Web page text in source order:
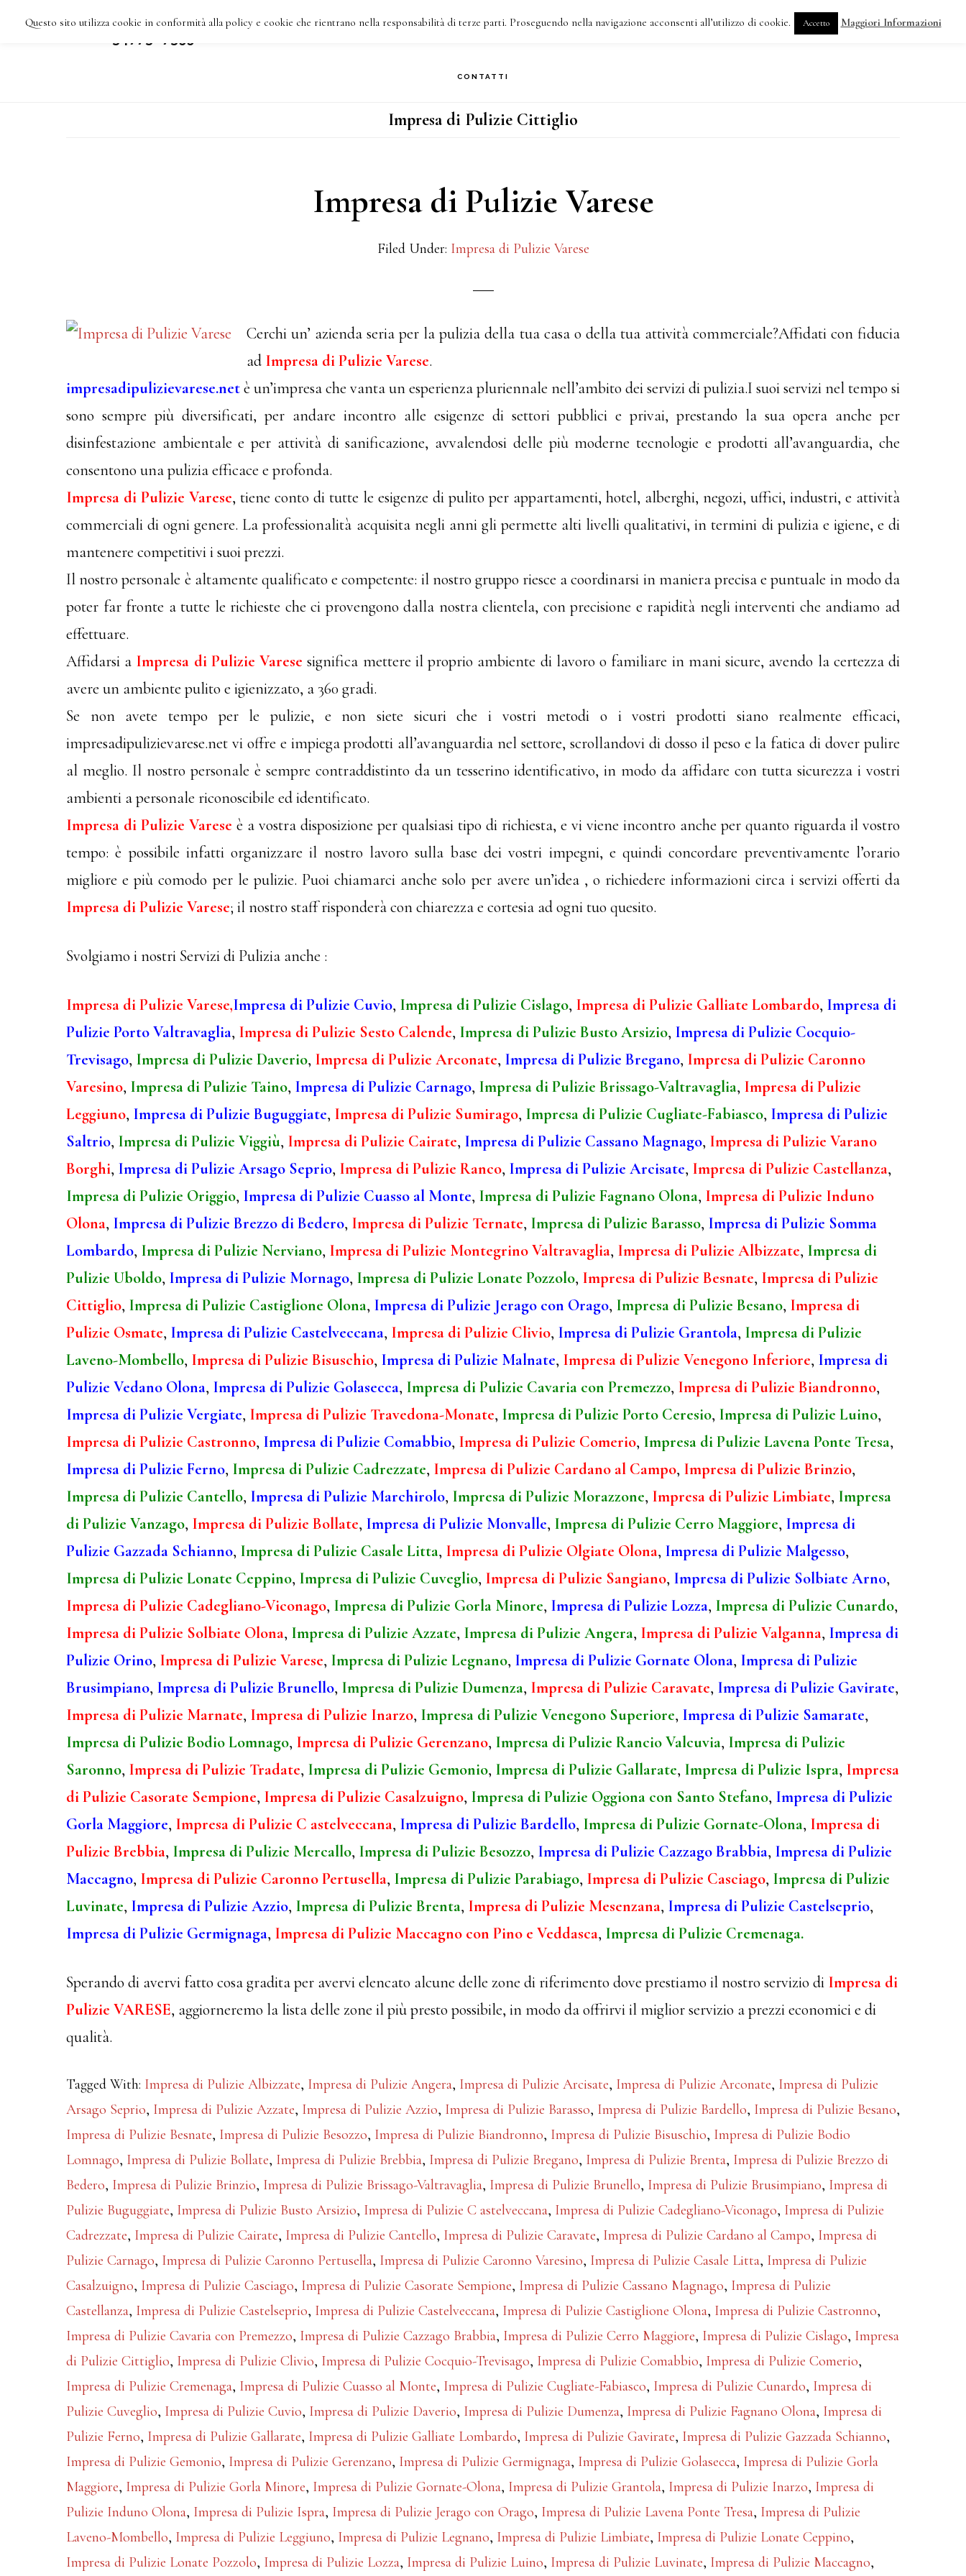
IMPRESA DI PULIZIE
HOME CHI SIAMO COSA FACCIAMO I NOSTRI INTERVENTI DOVE SIAMO
CONTATTI
Impresa di Pulizie Cittiglio
Impresa di Pulizie Varese
Filed Under: Impresa di Pulizie Varese
Cerchi un’ azienda seria per la pulizia della tua casa o della tua attività commerciale?Affidati con fiducia
ad Impresa di Pulizie Varese.
impresadipulizievarese.netè un’impresa che vanta un esperienza pluriennale nell’ambito dei servizi di pulizia.I suoi servizi nel tempo si
sono sempre più diversificati, per andare incontro alle esigenze di settori pubblici e privai, prestando la sua opera anche per
disinfestazione ambientale e per attività di sanificazione, avvalendosi delle più moderne tecnologie e prodotti all’avanguardia, che
consentono una pulizia efficace e profonda.
Impresa di Pulizie Varese, tiene conto di tutte le esigenze di pulito per appartamenti, hotel, alberghi, negozi, uffici, industri, e attività
commerciali di ogni genere. La professionalità acquisita negli anni gli permette alti livelli qualitativi, in termini di pulizia e igiene, e di
mantenere competitivi i suoi prezzi.
Il nostro personale è altamente qualificato e competente: il nostro gruppo riesce a coordinarsi in maniera precisa e puntuale in modo da
poter far fronte a tutte le richieste che ci provengono dalla nostra clientela, con precisione e rapidità negli interventi che andiamo ad
effettuare.
Affidarsi a Impresa di Pulizie Varese significa mettere il proprio ambiente di lavoro o familiare in mani sicure, avendo la certezza di
avere un ambiente pulito e igienizzato, a 360 gradi.
Se non avete tempo per le pulizie, e non siete sicuri che i vostri metodi o i vostri prodotti siano realmente efficaci,
impresadipulizievarese.net vi offre e impiega prodotti all’avanguardia nel settore, scrollandovi di dosso il peso e la fatica di dover pulire
al meglio. Il nostro personale è sempre contraddistinto da un tesserino identificativo, in modo da affidare con tutta sicurezza i vostri
ambienti a personale riconoscibile ed identificato.
Impresa di Pulizie Varese è a vostra disposizione per qualsiasi tipo di richiesta, e vi viene incontro anche per quanto riguarda il vostro
tempo: è possibile infatti organizzare il nostro lavoro sulla base dei vostri impegni, e quindi concordare preventivamente l’orario
migliore e più comodo per le pulizie. Puoi chiamarci anche solo per avere un’idea , o richiedere informazioni circa i servizi offerti da
Impresa di Pulizie Varese; il nostro staff risponderà con chiarezza e cortesia ad ogni tuo quesito.
Svolgiamo i nostri Servizi di Pulizia anche :
Impresa di Pulizie Varese,Impresa di Pulizie Cuvio, Impresa di Pulizie Cislago, Impresa di Pulizie Galliate Lombardo, Impresa di
Pulizie Porto Valtravaglia, Impresa di Pulizie Sesto Calende, Impresa di Pulizie Busto Arsizio, Impresa di Pulizie Cocquio-
Trevisago, Impresa di Pulizie Daverio, Impresa di Pulizie Arconate, Impresa di Pulizie Bregano, Impresa di Pulizie Caronno
Varesino, Impresa di Pulizie Taino, Impresa di Pulizie Carnago, Impresa di Pulizie Brissago-Valtravaglia, Impresa di Pulizie
Leggiuno, Impresa di Pulizie Buguggiate, Impresa di Pulizie Sumirago, Impresa di Pulizie Cugliate-Fabiasco, Impresa di Pulizie
Saltrio, Impresa di Pulizie Viggiù, Impresa di Pulizie Cairate, Impresa di Pulizie Cassano Magnago, Impresa di Pulizie Varano
Borghi, Impresa di Pulizie Arsago Seprio, Impresa di Pulizie Ranco, Impresa di Pulizie Arcisate, Impresa di Pulizie Castellanza,
Impresa di Pulizie Origgio, Impresa di Pulizie Cuasso al Monte, Impresa di Pulizie Fagnano Olona, Impresa di Pulizie Induno
Olona, Impresa di Pulizie Brezzo di Bedero, Impresa di Pulizie Ternate, Impresa di Pulizie Barasso, Impresa di Pulizie Somma
Lombardo, Impresa di Pulizie Nerviano, Impresa di Pulizie Montegrino Valtravaglia, Impresa di Pulizie Albizzate, Impresa di
Pulizie Uboldo, Impresa di Pulizie Mornago, Impresa di Pulizie Lonate Pozzolo, Impresa di Pulizie Besnate, Impresa di Pulizie
Cittiglio, Impresa di Pulizie Castiglione Olona, Impresa di Pulizie Jerago con Orago, Impresa di Pulizie Besano, Impresa di
Pulizie Osmate, Impresa di Pulizie Castelveccana, Impresa di Pulizie Clivio, Impresa di Pulizie Grantola, Impresa di Pulizie
Laveno-Mombello, Impresa di Pulizie Bisuschio, Impresa di Pulizie Malnate, Impresa di Pulizie Venegono Inferiore, Impresa di
Pulizie Vedano Olona, Impresa di Pulizie Golasecca, Impresa di Pulizie Cavaria con Premezzo, Impresa di Pulizie Biandronno,
Impresa di Pulizie Vergiate, Impresa di Pulizie Travedona-Monate, Impresa di Pulizie Porto Ceresio, Impresa di Pulizie Luino,
Impresa di Pulizie Castronno, Impresa di Pulizie Comabbio, Impresa di Pulizie Comerio, Impresa di Pulizie Lavena Ponte Tresa,
Impresa di Pulizie Ferno, Impresa di Pulizie Cadrezzate, Impresa di Pulizie Cardano al Campo, Impresa di Pulizie Brinzio,
Impresa di Pulizie Cantello, Impresa di Pulizie Marchirolo, Impresa di Pulizie Morazzone, Impresa di Pulizie Limbiate, Impresa
di Pulizie Vanzago, Impresa di Pulizie Bollate, Impresa di Pulizie Monvalle, Impresa di Pulizie Cerro Maggiore, Impresa di
Pulizie Gazzada Schianno, Impresa di Pulizie Casale Litta, Impresa di Pulizie Olgiate Olona, Impresa di Pulizie Malgesso,
Impresa di Pulizie Lonate Ceppino, Impresa di Pulizie Cuveglio, Impresa di Pulizie Sangiano, Impresa di Pulizie Solbiate Arno,
Impresa di Pulizie Cadegliano-Viconago, Impresa di Pulizie Gorla Minore, Impresa di Pulizie Lozza, Impresa di Pulizie Cunardo,
Impresa di Pulizie Solbiate Olona, Impresa di Pulizie Azzate, Impresa di Pulizie Angera, Impresa di Pulizie Valganna, Impresa di
Pulizie Orino, Impresa di Pulizie Varese, Impresa di Pulizie Legnano, Impresa di Pulizie Gornate Olona, Impresa di Pulizie
Brusimpiano, Impresa di Pulizie Brunello, Impresa di Pulizie Dumenza, Impresa di Pulizie Caravate, Impresa di Pulizie Gavirate,
Impresa di Pulizie Marnate, Impresa di Pulizie Inarzo, Impresa di Pulizie Venegono Superiore, Impresa di Pulizie Samarate,
Impresa di Pulizie Bodio Lomnago, Impresa di Pulizie Gerenzano, Impresa di Pulizie Rancio Valcuvia, Impresa di Pulizie
Saronno, Impresa di Pulizie Tradate, Impresa di Pulizie Gemonio, Impresa di Pulizie Gallarate, Impresa di Pulizie Ispra, Impresa
di Pulizie Casorate Sempione, Impresa di Pulizie Casalzuigno, Impresa di Pulizie Oggiona con Santo Stefano, Impresa di Pulizie
Gorla Maggiore, Impresa di Pulizie C astelveccana, Impresa di Pulizie Bardello, Impresa di Pulizie Gornate-Olona, Impresa di
Pulizie Brebbia, Impresa di Pulizie Mercallo, Impresa di Pulizie Besozzo, Impresa di Pulizie Cazzago Brabbia, Impresa di Pulizie
Maccagno, Impresa di Pulizie Caronno Pertusella, Impresa di Pulizie Parabiago, Impresa di Pulizie Casciago, Impresa di Pulizie
Luvinate, Impresa di Pulizie Azzio, Impresa di Pulizie Brenta, Impresa di Pulizie Mesenzana, Impresa di Pulizie Castelseprio,
Impresa di Pulizie Germignaga, Impresa di Pulizie Maccagno con Pino e Veddasca, Impresa di Pulizie Cremenaga.
Sperando di avervi fatto cosa gradita per avervi elencato alcune delle zone di riferimento dove prestiamo il nostro servizio di Impresa di
Pulizie VARESE, aggiorneremo la lista delle zone il più presto possibile, in modo da offrirvi il miglior servizio a prezzi economici e di
qualità.
Tagged With: Impresa di Pulizie Albizzate, Impresa di Pulizie Angera, Impresa di Pulizie Arcisate, Impresa di Pulizie Arconate, Impresa di Pulizie
Arsago Seprio, Impresa di Pulizie Azzate, Impresa di Pulizie Azzio, Impresa di Pulizie Barasso, Impresa di Pulizie Bardello, Impresa di Pulizie Besano,
Impresa di Pulizie Besnate, Impresa di Pulizie Besozzo, Impresa di Pulizie Biandronno, Impresa di Pulizie Bisuschio, Impresa di Pulizie Bodio
Lomnago, Impresa di Pulizie Bollate, Impresa di Pulizie Brebbia, Impresa di Pulizie Bregano, Impresa di Pulizie Brenta, Impresa di Pulizie Brezzo di
Bedero, Impresa di Pulizie Brinzio, Impresa di Pulizie Brissago-Valtravaglia, Impresa di Pulizie Brunello, Impresa di Pulizie Brusimpiano, Impresa di
Pulizie Buguggiate, Impresa di Pulizie Busto Arsizio, Impresa di Pulizie C astelveccana, Impresa di Pulizie Cadegliano-Viconago, Impresa di Pulizie
Cadrezzate, Impresa di Pulizie Cairate, Impresa di Pulizie Cantello, Impresa di Pulizie Caravate, Impresa di Pulizie Cardano al Campo, Impresa di
Pulizie Carnago, Impresa di Pulizie Caronno Pertusella, Impresa di Pulizie Caronno Varesino, Impresa di Pulizie Casale Litta, Impresa di Pulizie
Casalzuigno, Impresa di Pulizie Casciago, Impresa di Pulizie Casorate Sempione, Impresa di Pulizie Cassano Magnago, Impresa di Pulizie
Castellanza, Impresa di Pulizie Castelseprio, Impresa di Pulizie Castelveccana, Impresa di Pulizie Castiglione Olona, Impresa di Pulizie Castronno,
Impresa di Pulizie Cavaria con Premezzo, Impresa di Pulizie Cazzago Brabbia, Impresa di Pulizie Cerro Maggiore, Impresa di Pulizie Cislago, Impresa
di Pulizie Cittiglio, Impresa di Pulizie Clivio, Impresa di Pulizie Cocquio-Trevisago, Impresa di Pulizie Comabbio, Impresa di Pulizie Comerio,
Impresa di Pulizie Cremenaga, Impresa di Pulizie Cuasso al Monte, Impresa di Pulizie Cugliate-Fabiasco, Impresa di Pulizie Cunardo, Impresa di
Pulizie Cuveglio, Impresa di Pulizie Cuvio, Impresa di Pulizie Daverio, Impresa di Pulizie Dumenza, Impresa di Pulizie Fagnano Olona, Impresa di
Pulizie Ferno, Impresa di Pulizie Gallarate, Impresa di Pulizie Galliate Lombardo, Impresa di Pulizie Gavirate, Impresa di Pulizie Gazzada Schianno,
Impresa di Pulizie Gemonio, Impresa di Pulizie Gerenzano, Impresa di Pulizie Germignaga, Impresa di Pulizie Golasecca, Impresa di Pulizie Gorla
Maggiore, Impresa di Pulizie Gorla Minore, Impresa di Pulizie Gornate-Olona, Impresa di Pulizie Grantola, Impresa di Pulizie Inarzo, Impresa di
Pulizie Induno Olona, Impresa di Pulizie Ispra, Impresa di Pulizie Jerago con Orago, Impresa di Pulizie Lavena Ponte Tresa, Impresa di Pulizie
Laveno-Mombello, Impresa di Pulizie Leggiuno, Impresa di Pulizie Legnano, Impresa di Pulizie Limbiate, Impresa di Pulizie Lonate Ceppino,
Impresa di Pulizie Lonate Pozzolo, Impresa di Pulizie Lozza, Impresa di Pulizie Luino, Impresa di Pulizie Luvinate, Impresa di Pulizie Maccagno,
Questo sito utilizza cookie in conformità alla policy e cookie che rientrano nella responsabilità di terze parti. Proseguendo nella navigazione acconsenti all’utilizzo di cookie. Accetto Maggiori Informazioni